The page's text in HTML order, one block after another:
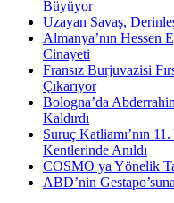
Büyüyor
Uzayan Savaş,
Almanya’nın Hessen
Cinayeti
Fransız Burjuvazisi
Çıkarıyor
Bologna’da
Kaldırdı
Suruç Katliamı’nın
Kentlerinde Anıldı
COSMO ya Yönelik
ABD’nin